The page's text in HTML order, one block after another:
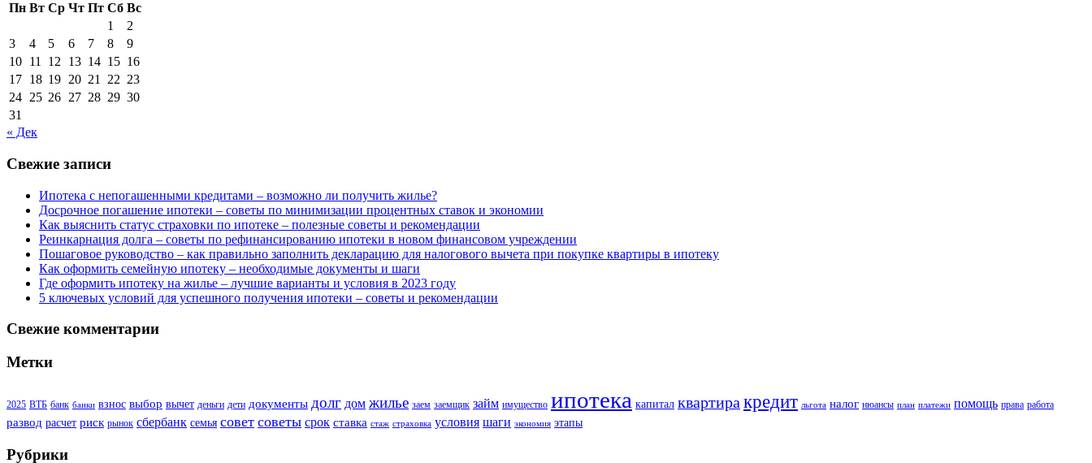
Пн Вт Ср Чт Пт Сб Вс
1
2
3
4 5 6 7 8
9
10 11 12 13 14 15 16
17 18 19 20 21 22 23
24 25 26 27 28 29 30
31
« Дек
Свежие записи
Ипотека с непогашенными кредитами – возможно ли получить жилье?
Досрочное погашение ипотеки – советы по минимизации процентных ставок и экономии
Как выяснить статус страховки по ипотеке – полезные советы и рекомендации
Реинкарнация долга – советы по рефинансированию ипотеки в новом финансовом учреждении
Пошаговое руководство – как правильно заполнить декларацию для налогового вычета при покупке квартиры в ипотеку
Как оформить семейную ипотеку – необходимые документы и шаги
Где оформить ипотеку на жилье – лучшие варианты и условия в 2023 году
5 ключевых условий для успешного получения ипотеки – советы и рекомендации
Свежие комментарии
Метки
2025 ВТБ банк банки взнос выбор вычет деньги дети документы долг дом жилье заем заемщик займ имущество ипотека капитал квартира кредит льгота налог нюансы план платежи помощь права работа
развод расчет риск рынок сбербанк семья совет советы срок ставка стаж страховка условия шаги экономия этапы
Рубрики